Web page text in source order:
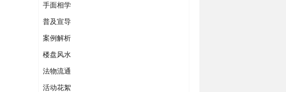
手面相学
普及宣导
案例解析
楼盘风水
法物流通
活动花絮